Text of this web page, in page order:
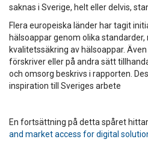
saknas i Sverige, helt eller delvis,
Flera europeiska länder har tagit
hälsoappar genom olika
kvalitetssäkring av hälsoappar.
förskriver eller på andra sätt
och omsorg beskrivs i rapporten.
inspiration till Sveriges arbete
En fortsättning på detta spåret
and market access for digital